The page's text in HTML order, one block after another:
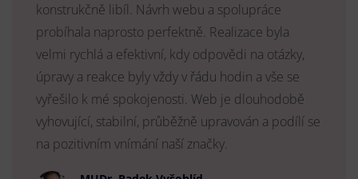
konstrukčně libíl. Návrh webu a spolupráce
probíhala naprosto perfektně. Realizace byla
velmi rychlá a efektivní, kdy odpovědi na otázky,
úpravy a reakce byly vždy v řádu hodin a vše se
vyřešilo k mé spokojenosti. Web je dlouhodobě
vyhovující, stabilní, průběžně upravován a podílí se
na pozitivním vnímání naší značky.